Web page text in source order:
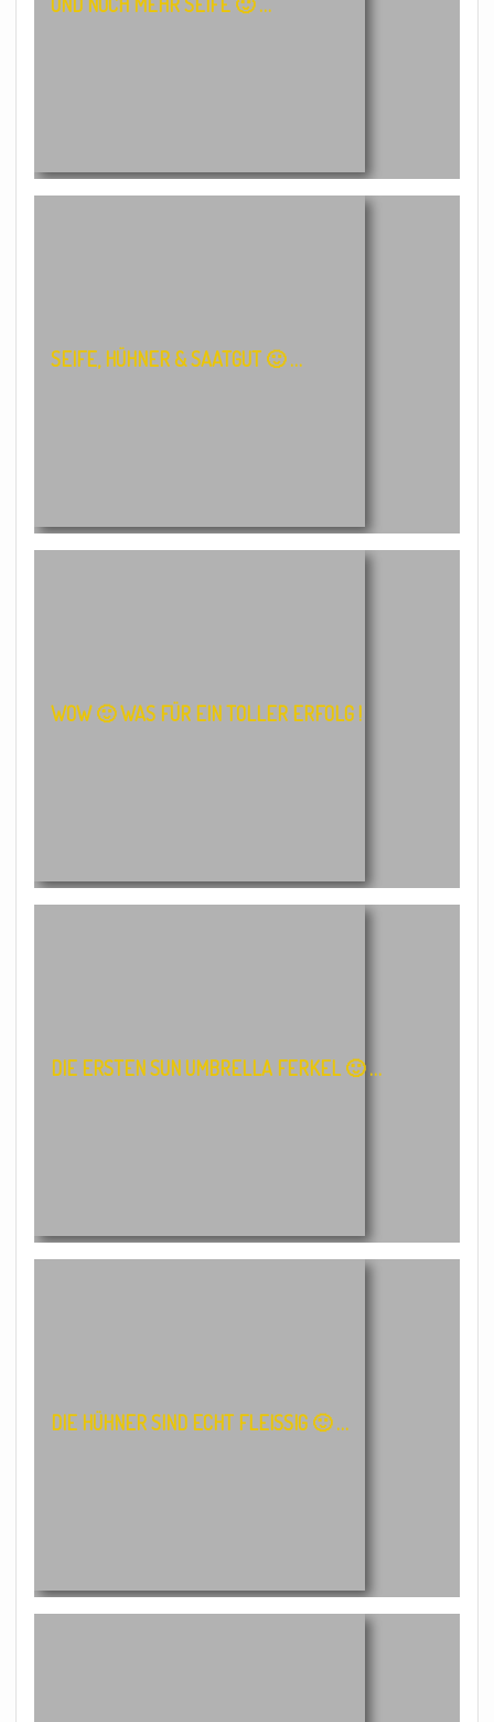
SEIFE, HÜHNER & SAATGUT 🙂 …
WOW 🙂 WAS FÜR EIN TOLLER ERFOLG !
DIE ERSTEN SUN UMBRELLA FERKEL 🙂 …
DIE HÜHNER SIND ECHT FLEISSIG 🙂 …